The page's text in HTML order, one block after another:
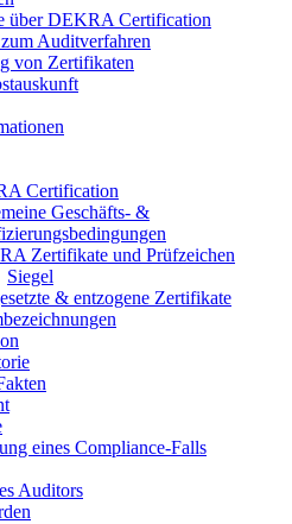
über DEKRA Certification
Auditverfahren
von Zertifikaten
Certification
Geschäfts- &
Zertifikate und Prüfzeichen
Siegel
& entzogene Zertifikate
eines Compliance-Falls
Auditors